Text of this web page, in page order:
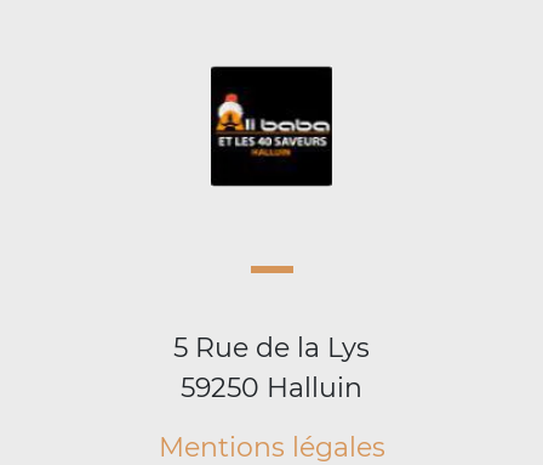
5 Rue de la Lys
59250 Halluin
Mentions légales